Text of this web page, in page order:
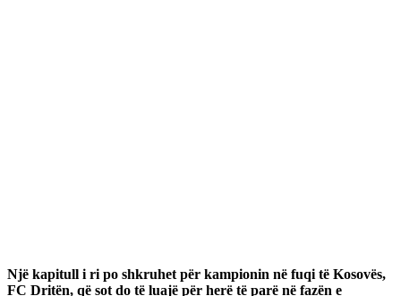
Një kapitull i ri po shkruhet për kampionin në fuqi të Kosovës,
FC Dritën, që sot do të luajë për herë të parë në fazën e